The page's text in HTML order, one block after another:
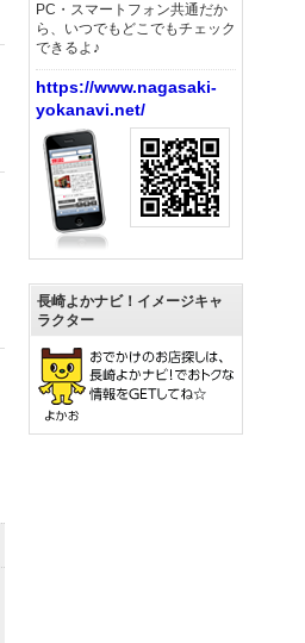
PC・スマートフォン共通だか
ら、いつでもどこでもチェック
できるよ♪
https://www.nagasaki-
yokanavi.net/
長崎よかナビ！イメージキャ
ラクター